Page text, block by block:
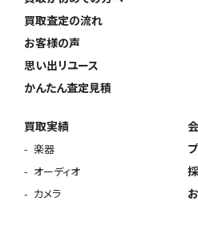
買取査定の流れ
お客様の声
思い出リユース
かんたん査定見積
買取実績
楽器
オーディオ
カメラ